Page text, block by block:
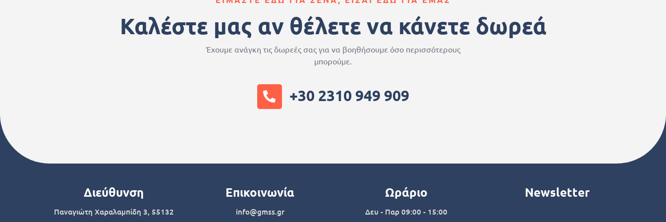
Καλέστε μας αν θέλετε να κάνετε δωρεά
Έχουμε ανάγκη τις δωρεές σας για να βοηθήσουμε όσο περισσότερους
μπορούμε.
+30 2310 949 909
Διεύθυνση
Παναγιώτη Χαραλαμπίδη 3, 55132
Επικοινωνία
info@gmss.gr
Ωράριο
Δευ - Παρ 09:00 - 15:00
Newsletter